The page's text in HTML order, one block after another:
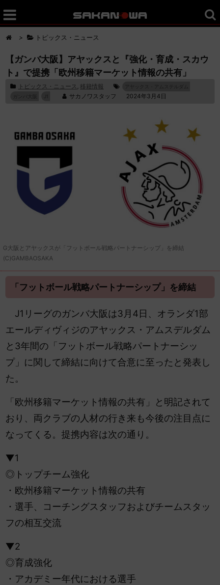
> トピックス・ニュース
【ガンバ大阪】アヤックスと『強化・育成・スカウ
ト』で提携「欧州移籍マーケット情報の共有」
トピックス・ニュース , 移籍情報
サカノワスタッフ 2024年3月4日
G大阪とアヤックスが「フットボール戦略パートナーシップ」を締結
(C)GAMBAOSAKA
「フットボール戦略パートナーシップ」を締結
J1リーグのガンバ大阪は3月4日、オランダ1部
エールディヴィジのアヤックス・アムスデルダム
と3年間の「フットボール戦略パートナーシッ
プ」に関して締結に向けて合意に至ったと発表し
た。
「欧州移籍マーケット情報の共有」と明記されて
おり、両クラブの人材の行き来も今後の注目点に
なってくる。提携内容は次の通り。
▼1
◎トップチーム強化
・欧州移籍マーケット情報の共有
・選手、コーチングスタッフおよびチームスタッ
フの相互交流
▼2
◎育成強化
・アカデミー年代における選手